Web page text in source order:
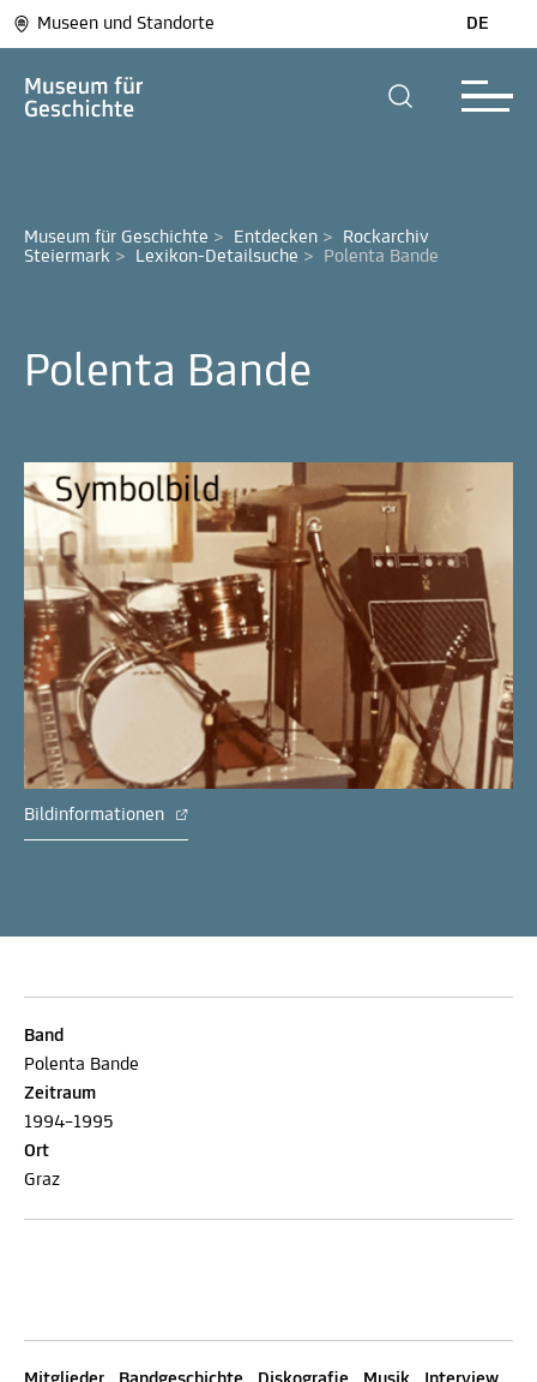
Museen und Standorte DE
Museum für Geschichte > Entdecken >
Rockarchiv
Steiermark > Lexikon-Detailsuche > Polenta Bande
Polenta Bande
Bildinformationen
Band
Polenta Bande
Zeitraum
1994–1995
Ort
Graz